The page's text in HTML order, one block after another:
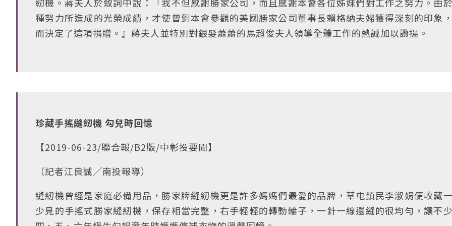
種努力所造成的光榮成績，才使曾到本會參觀的美國勝家公司董事長賴格納夫婦獲得深刻的印象
而決定了這項捐贈。』蔣夫人並特別對銀髮蕭蕭的馬超俊夫人領導全體工作的熱誠加以讚揚。
珍藏手搖縫紉機 勾兒時回憶
【2019-06-23/聯合報/B2版/中彰投要聞】
（記者江良誠╱南投報導）
縫紉機曾經是家庭必備用品，勝家牌縫紉機更是許多媽媽們最愛的品牌，草屯鎮民李淑娟便收藏
少見的手搖式勝家縫紉機，保存相當完整，右手輕輕的轉動輪子，一針一線還縫的很均勻，讓不